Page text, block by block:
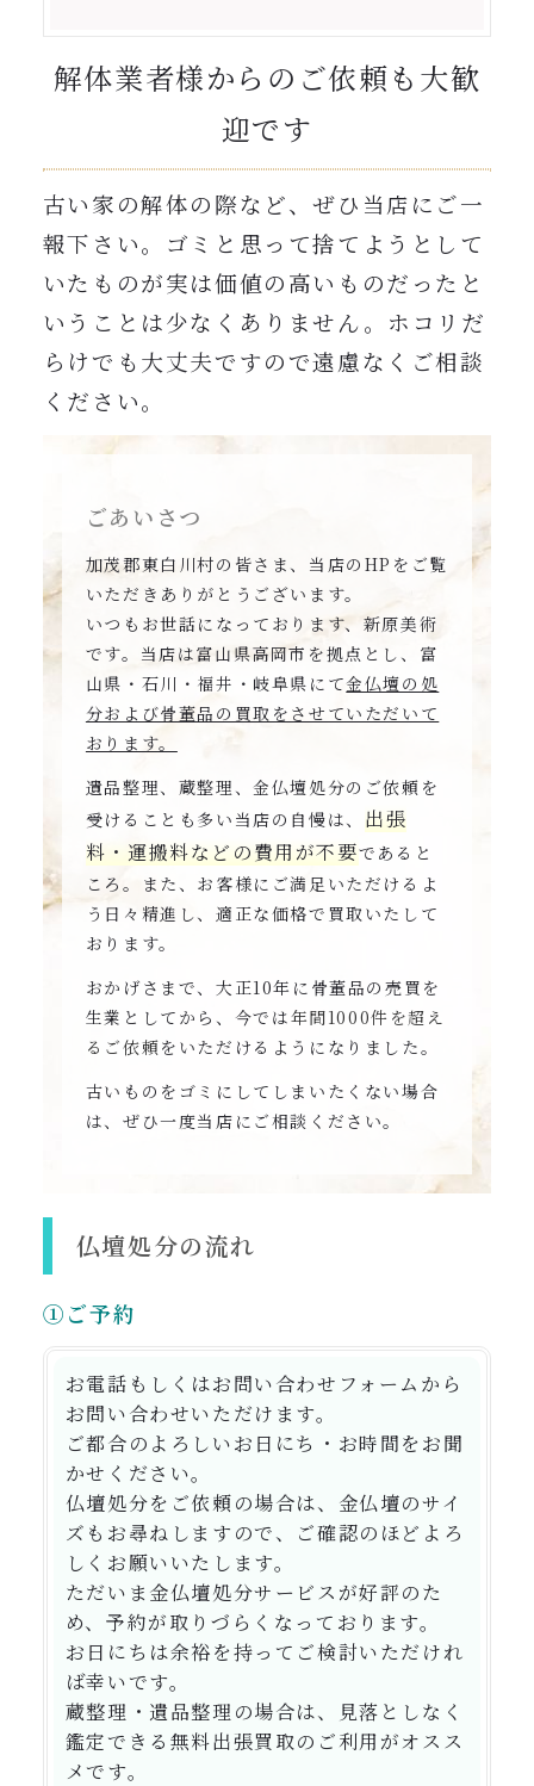
解体業者様からのご依頼も大歓
迎です
古い家の解体の際など、ぜひ当店にご一
報下さい。ゴミと思って捨てようとして
いたものが実は価値の高いものだったと
いうことは少なくありません。ホコリだ
らけでも大丈夫ですので遠慮なくご相談
ください。
ごあいさつ
加茂郡東白川村の皆さま、当店のHPをご覧
いただきありがとうございます。
いつもお世話になっております、新原美術
です。当店は富山県高岡市を拠点とし、富
山県・石川・福井・岐阜県にて金仏壇の処
分および骨董品の買取をさせていただいて
おります。
遺品整理、蔵整理、金仏壇処分のご依頼を
受けることも多い当店の自慢は、 出張
料・運搬料などの費用が不要であると
ころ。また、お客様にご満足いただけるよ
う日々精進し、適正な価格で買取いたして
おります。
おかげさまで、大正10年に骨董品の売買を
生業としてから、今では年間1000件を超え
るご依頼をいただけるようになりました。
古いものをゴミにしてしまいたくない場合
は、ぜひ一度当店にご相談ください。
仏壇処分の流れ
①ご予約
お電話もしくはお問い合わせフォームから
お問い合わせいただけます。
ご都合のよろしいお日にち・お時間をお聞
かせください。
仏壇処分をご依頼の場合は、金仏壇のサイ
ズもお尋ねしますので、ご確認のほどよろ
しくお願いいたします。
ただいま金仏壇処分サービスが好評のた
め、予約が取りづらくなっております。
お日にちは余裕を持ってご検討いただけれ
ば幸いです。
蔵整理・遺品整理の場合は、見落としなく
鑑定できる無料出張買取のご利用がオスス
メです。